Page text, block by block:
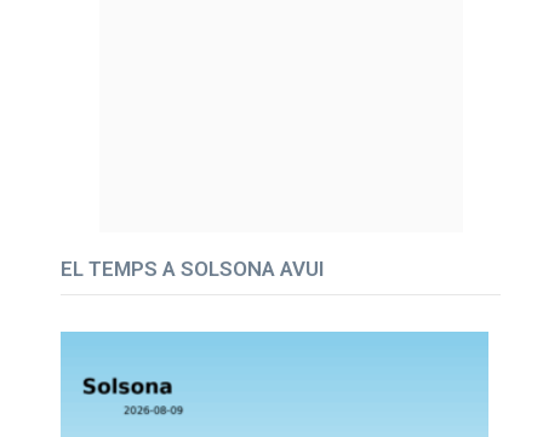
EL TEMPS A SOLSONA AVUI